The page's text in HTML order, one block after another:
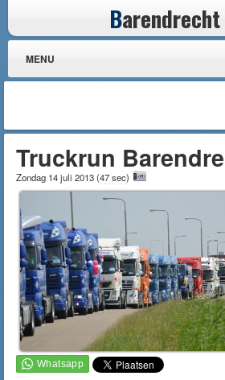
Barendrecht
MENU
Truckrun
Zondag 14 juli 2013(47 sec)